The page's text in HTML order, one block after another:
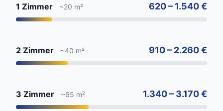
1 Zimmer ~20 m² 620 – 1.540 €
2 Zimmer ~40 m² 910 – 2.260 €
3 Zimmer ~65 m² 1.340 – 3.170 €